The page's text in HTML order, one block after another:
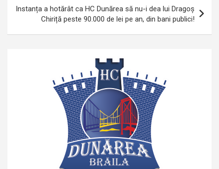
Instanța a hotărât ca HC Dunărea să nu-i dea lui Dragoș
Chiriță peste 90.000 de lei pe an, din bani publici!